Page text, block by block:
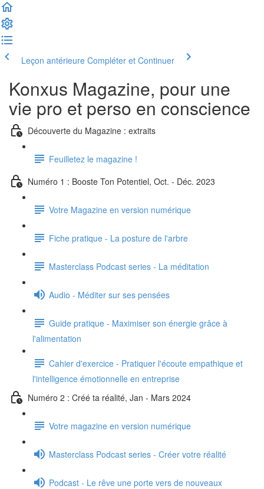
Leçon antérieure Compléter et Continuer
Konxus Magazine, pour une
vie pro et perso en conscience
Découverte du Magazine : extraits
Feuilletez le magazine !
Numéro 1 : Booste Ton Potentiel, Oct. - Déc. 2023
Votre Magazine en version numérique
Fiche pratique - La posture de l'arbre
Masterclass Podcast series - La méditation
Audio - Méditer sur ses pensées
Guide pratique - Maximiser son énergie grâce à
l'alimentation
Cahier d'exercice - Pratiquer l'écoute empathique et
l'intelligence émotionnelle en entreprise
Numéro 2 : Créé ta réalité, Jan - Mars 2024
Votre magazine en version numérique
Masterclass Podcast series - Créer votre réalité
Podcast - Le rêve une porte vers de nouveaux